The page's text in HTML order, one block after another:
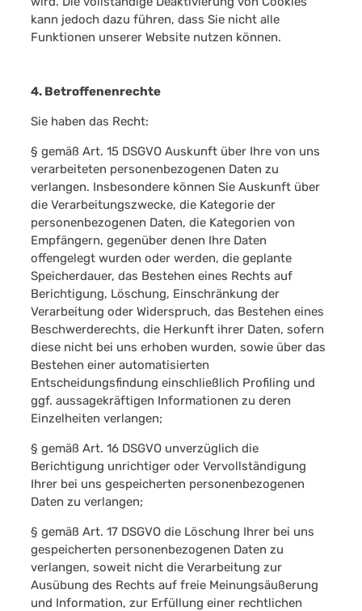
kann jedoch dazu führen, dass Sie nicht alle
Funktionen unserer Website nutzen können.
4. Betroffenenrechte
Sie haben das Recht:
§ gemäß Art. 15 DSGVO Auskunft über Ihre von uns
verarbeiteten personenbezogenen Daten zu
verlangen. Insbesondere können Sie Auskunft über
die Verarbeitungszwecke, die Kategorie der
personenbezogenen Daten, die Kategorien von
Empfängern, gegenüber denen Ihre Daten
offengelegt wurden oder werden, die geplante
Speicherdauer, das Bestehen eines Rechts auf
Berichtigung, Löschung, Einschränkung der
Verarbeitung oder Widerspruch, das Bestehen eines
Beschwerderechts, die Herkunft ihrer Daten, sofern
diese nicht bei uns erhoben wurden, sowie über das
Bestehen einer automatisierten
Entscheidungsfindung einschließlich Profiling und
ggf. aussagekräftigen Informationen zu deren
Einzelheiten verlangen;
§ gemäß Art. 16 DSGVO unverzüglich die
Berichtigung unrichtiger oder Vervollständigung
Ihrer bei uns gespeicherten personenbezogenen
Daten zu verlangen;
§ gemäß Art. 17 DSGVO die Löschung Ihrer bei uns
gespeicherten personenbezogenen Daten zu
verlangen, soweit nicht die Verarbeitung zur
Ausübung des Rechts auf freie Meinungsäußerung
und Information, zur Erfüllung einer rechtlichen